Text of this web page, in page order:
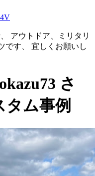
アウトドア、ミリタリ
です、 宜しくお願いし
さ
ム事例